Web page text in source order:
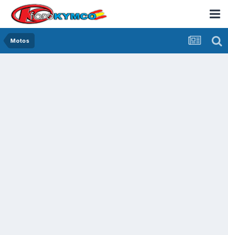
Motos